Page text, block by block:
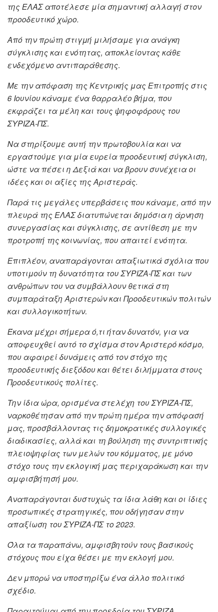
της ΕΛΑΣ αποτέλεσε μία σημαντική αλλαγή στον
προοδευτικό χώρο.
Από την πρώτη στιγμή μιλήσαμε για ανάγκη
σύγκλισης και ενότητας, αποκλείοντας κάθε
ενδεχόμενο αντιπαράθεσης.
Με την απόφαση της Κεντρικής μας Επιτροπής στις
6 Ιουνίου κάναμε ένα θαρραλέο βήμα, που
εκφράζει τα μέλη και τους ψηφοφόρους του
ΣΥΡΙΖΑ-ΠΣ.
Να στηρίξουμε αυτή την πρωτοβουλία και να
εργαστούμε για μία ευρεία προοδευτική σύγκλιση,
ώστε να πέσει η Δεξιά και να βρουν συνέχεια οι
ιδέες και οι αξίες της Αριστεράς.
Παρά τις μεγάλες υπερβάσεις που κάναμε, από την
πλευρά της ΕΛΑΣ διατυπώνεται δημόσια η άρνηση
συνεργασίας και σύγκλισης, σε αντίθεση με την
προτροπή της κοινωνίας, που απαιτεί ενότητα.
Επιπλέον, αναπαράγονται απαξιωτικά σχόλια που
υποτιμούν τη δυνατότητα του ΣΥΡΙΖΑ-ΠΣ και των
ανθρώπων του να συμβάλλουν θετικά στη
συμπαράταξη Αριστερών και Προοδευτικών πολιτών
και συλλογικοτήτων.
Έκανα μέχρι σήμερα ό,τι ήταν δυνατόν, για να
αποφευχθεί αυτό το σχίσμα στον Αριστερό κόσμο,
που αφαιρεί δυνάμεις από τον στόχο της
προοδευτικής διεξόδου και θέτει διλήμματα στους
Προοδευτικούς πολίτες.
Την ίδια ώρα, ορισμένα στελέχη του ΣΥΡΙΖΑ-ΠΣ,
ναρκοθέτησαν από την πρώτη ημέρα την απόφασή
μας, προσβάλλοντας τις δημοκρατικές συλλογικές
διαδικασίες, αλλά και τη βούληση της συντριπτικής
πλειοψηφίας των μελών του κόμματος, με μόνο
στόχο τους την εκλογική μας περιχαράκωση και την
αμφισβήτησή μου.
Αναπαράγονται δυστυχώς τα ίδια λάθη και οι ίδιες
προσωπικές στρατηγικές, που οδήγησαν στην
απαξίωση του ΣΥΡΙΖΑ-ΠΣ το 2023.
Όλα τα παραπάνω, αμφισβητούν τους βασικούς
στόχους που είχα θέσει με την εκλογή μου.
Δεν μπορώ να υποστηρίξω ένα άλλο πολιτικό
σχέδιο.